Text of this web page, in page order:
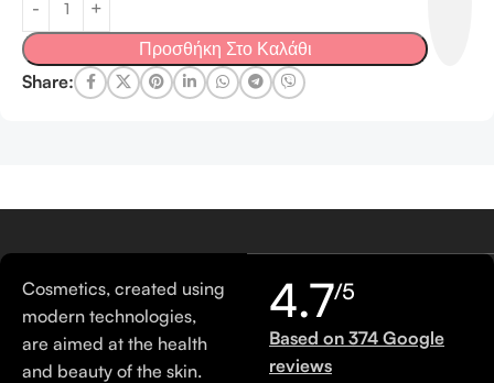
Προσθήκη Στο Καλάθι
Share:
Cosmetics, created using
modern technologies,
are aimed at the health
and beauty of the skin.
4.7/5
Based on 374 Google
reviews